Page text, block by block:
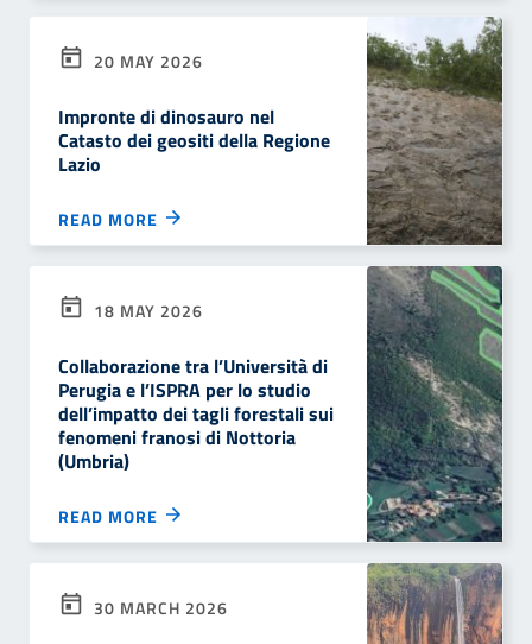
20 MAY 2026
Impronte di dinosauro nel
Catasto dei geositi della Regione
Lazio
READ MORE
18 MAY 2026
Collaborazione tra l’Università di
Perugia e l’ISPRA per lo studio
dell’impatto dei tagli forestali sui
fenomeni franosi di Nottoria
(Umbria)
READ MORE
30 MARCH 2026